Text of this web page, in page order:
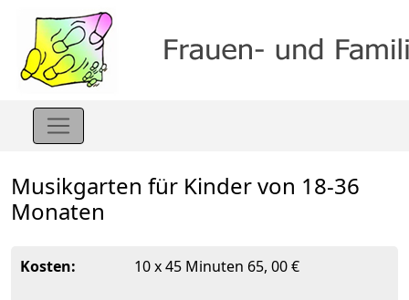
Musikgarten für Kinder von 18-36
Monaten
Kosten: 10 x 45 Minuten 65, 00 €